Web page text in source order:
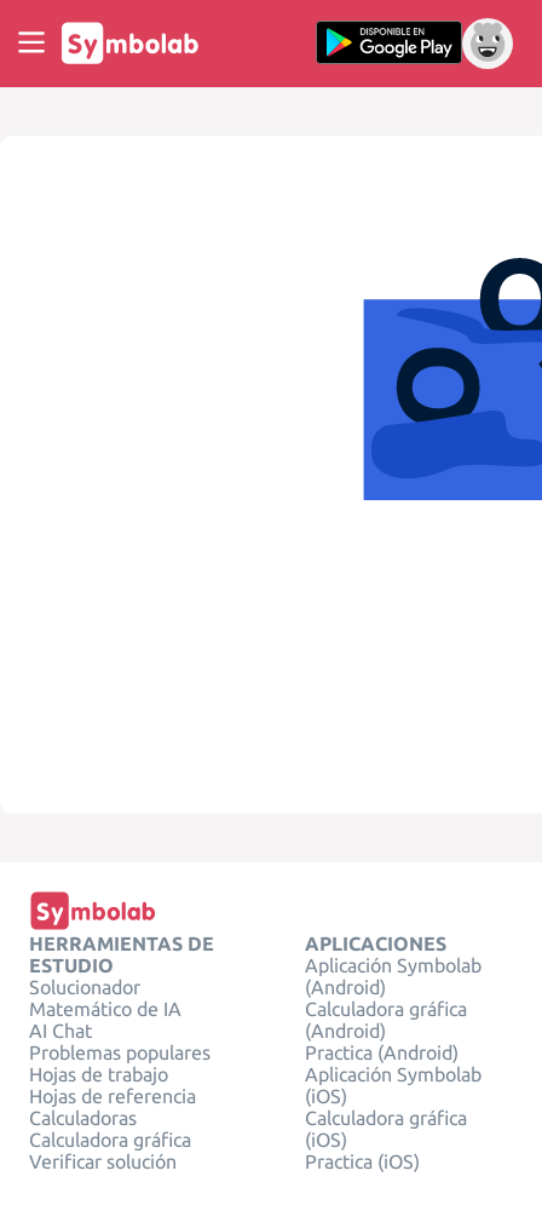
HERRAMIENTAS DE
ESTUDIO
Solucionador
Matemático de IA
AI Chat
Problemas populares
Hojas de trabajo
Hojas de referencia
Calculadoras
Calculadora gráfica
Verificar solución
APLICACIONES
Aplicación Symbolab
(Android)
Calculadora gráfica
(Android)
Practica (Android)
Aplicación Symbolab
(iOS)
Calculadora gráfica
(iOS)
Practica (iOS)